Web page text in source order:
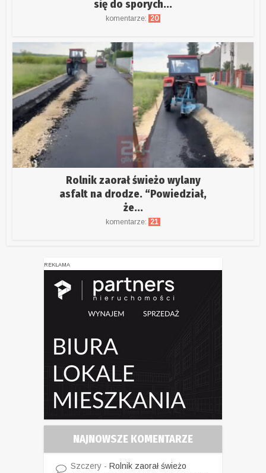
się do sporych...
komentarze: 20
Rolnik zaorał świeżo wylany
asfalt na drodze. “Powiedział,
że...
komentarze: 21
REKLAMA
NAJNOWSZE KOMENTARZE
Szczery - Rolnik zaorał świeżo